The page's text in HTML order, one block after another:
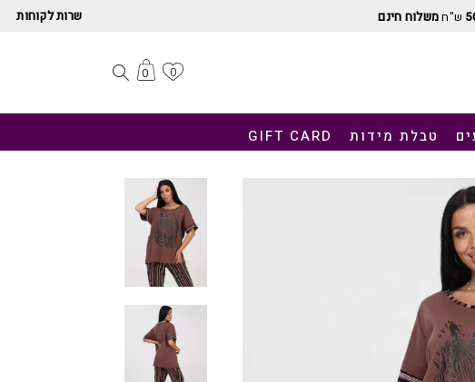
שרות לקוחות ש"חמשלוח חינם
0 0
טבלת מידות GIFT CARD